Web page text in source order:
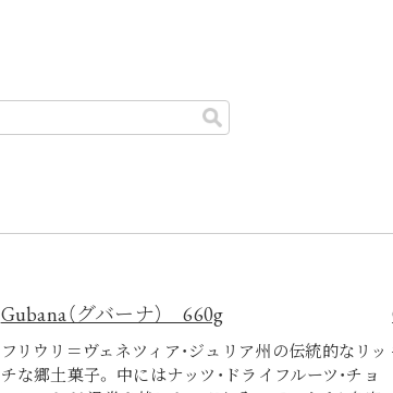
Gubana（グバーナ） 660g
フリウリ＝ヴェネツィア・ジュリア州の伝統的なリッ
チな郷土菓子。 中にはナッツ・ドライフルーツ・チョ